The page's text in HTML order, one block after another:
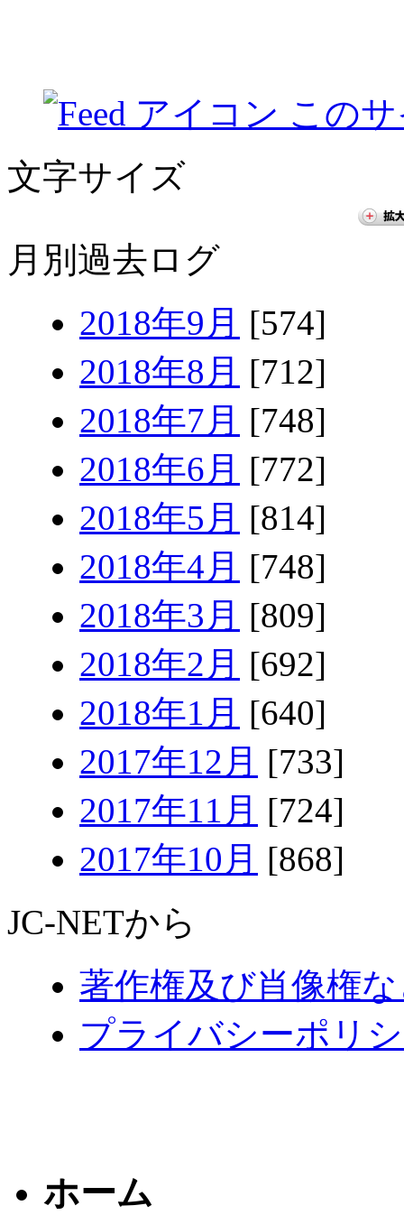
この
文字サイズ
月別過去ログ
2018年9月 [574]
2018年8月 [712]
2018年7月 [748]
2018年6月 [772]
2018年5月 [814]
2018年4月 [748]
2018年3月 [809]
2018年2月 [692]
2018年1月 [640]
2017年12月 [733]
2017年11月 [724]
2017年10月 [868]
JC-NETから
著作権及び肖像権
プライバシーポリ
ホーム